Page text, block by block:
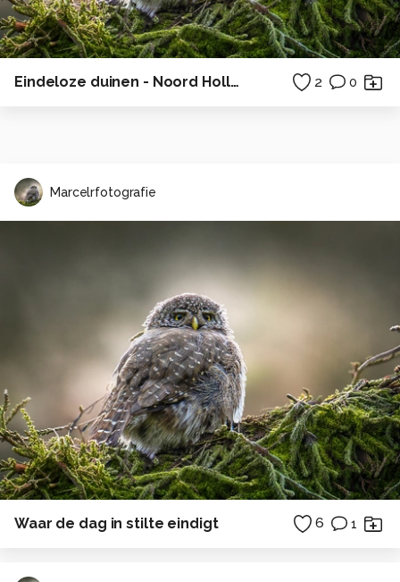
Eindeloze duinen - Noord Holland 2 0
Marcelrfotografie
Waar de dag in stilte eindigt 6 1